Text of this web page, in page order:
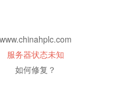
www.chinahplc.com
服务器状态未知
如何修复？